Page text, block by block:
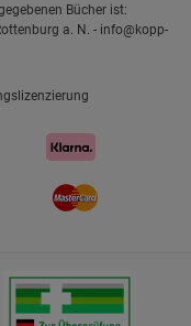
Bücher ist:
a. N. - info@kopp-